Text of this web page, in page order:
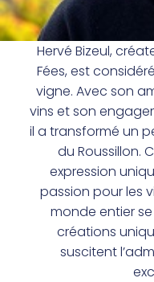
Hervé Bizeul,
Fées, est
vigne. Avec son
vins et son
il a transformé un
du Roussillon.
expression
passion pour les
monde entier
créations
suscitent